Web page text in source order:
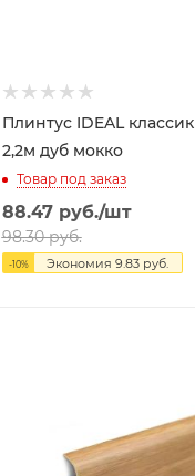
Плинтус IDEAL классик
2,2м дуб мокко
Товар под заказ
88.47руб./шт
98.30руб.
-10% Экономия 9.83руб.